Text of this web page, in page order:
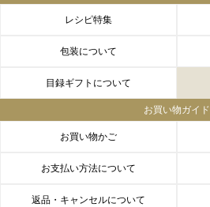
レシピ特集
包装について
目録ギフトについて
お買い物ガイド
お買い物かご
お支払い方法について
返品・キャンセルについて